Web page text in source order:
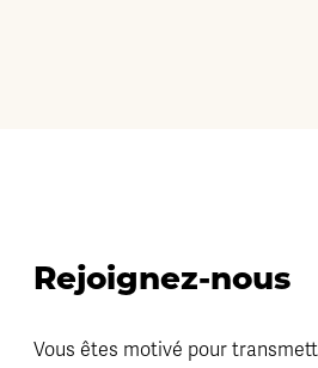
Rejoignez-nous
Vous êtes motivé pour